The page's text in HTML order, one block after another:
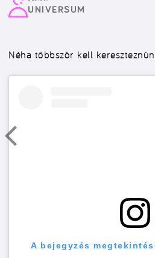
UNIVERSUM
Néha többször kell
A bejegyzés